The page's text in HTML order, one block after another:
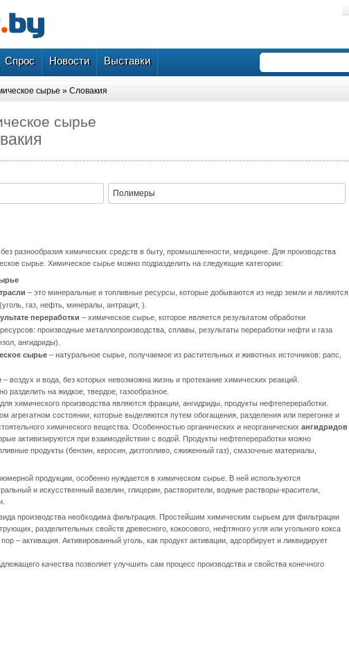
Спрос Новости Выставки
сырье » Словакия
сырье
Полимеры
разнообразия химических средств в быту, промышленности, медицине. Для производства
сырье. Химическое сырье можно подразделить на следующие категории:
– это минеральные и топливные ресурсы, которые добываются из недр земли и являются
газ, нефть, минералы, антрацит, ).
переработки – химическое сырье, которое является результатом обработки
производные металлопроизводства, сплавы, результаты переработки нефти и газа
ангидриды).
сырье– натуральное сырье, получаемое из растительных и животных источников: рапс,
– воздух и вода, без которых невозможна жизнь и протекание химических реакций.
на жидкое, твердое, газообразное.
химического производства являются фракции, ангидриды, продукты нефтепереработки.
агрегатном состоянии, которые выделяются путем обогащения, разделения или перегонке и
химического вещества. Особенностью органических и неорганических ангидридов
активизируются при взаимодействии с водой. Продукты нефтепереработки можно
продукты (бензин, керосин, дизтопливо, сжиженный газ), смазочные материалы,
продукции, особенно нуждается в химическом сырье. В ней используются
и искусственный вазелин, глицерин, растворители, водные растворы-красители,
вида производства необходима фильтрация. Простейшим химическим сырьем для фильтрации
разделительных свойств древесного, кокосового, нефтяного угля или угольного кокса
– активация. Активированный уголь, как продукт активации, адсорбирует и ликвидирует
качества позволяет улучшить сам процесс производства и свойства конечного